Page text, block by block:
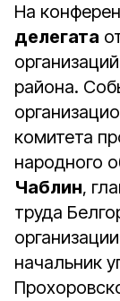
На
делегата
района.
комитета
народного
Чаблин,
труда
организации
начальник